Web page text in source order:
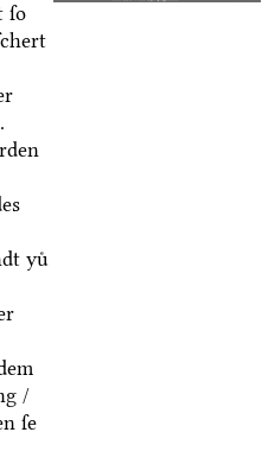
ſo
yuͤ
/
ſe